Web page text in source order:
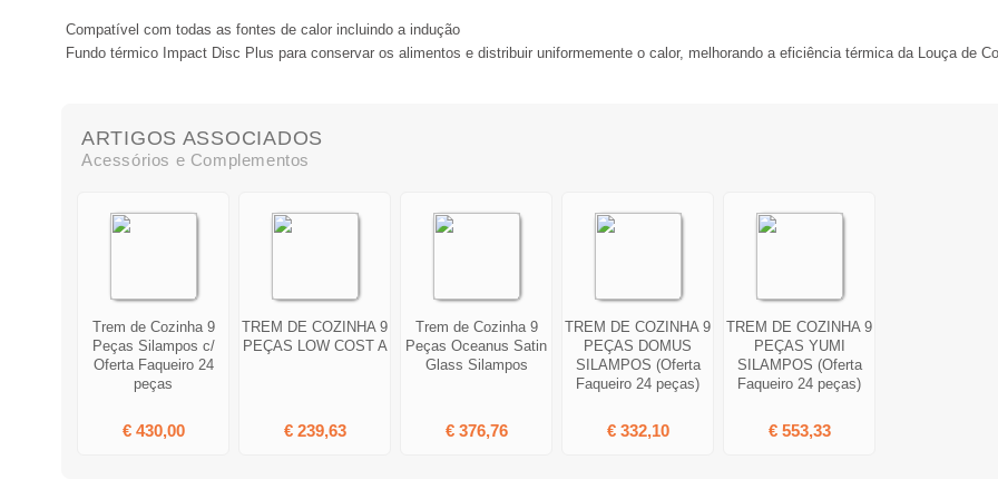
Compatível com todas as fontes de calor incluindo a indução
Fundo térmico Impact Disc Plus para conservar os alimentos e distribuir uniformemente o calor, melhorando a eficiência térmica da Louça de
ARTIGOS ASSOCIADOS
Acessórios e Complementos
Trem de Cozinha 9
Peças Silampos c/
Oferta Faqueiro 24
peças
€ 430,00
TREM DE COZINHA 9
PEÇAS LOW COST A
€ 239,63
Trem de Cozinha 9
Peças Oceanus Satin
Glass Silampos
€ 376,76
TREM DE COZINHA 9
PEÇAS DOMUS
SILAMPOS (Oferta
Faqueiro 24 peças)
€ 332,10
TREM DE COZINHA 9
PEÇAS YUMI
SILAMPOS (Oferta
Faqueiro 24 peças)
€ 553,33